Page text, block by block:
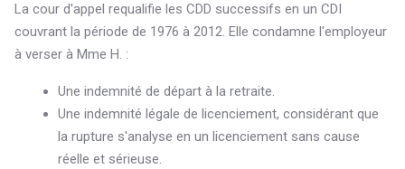
La cour d'appel requalifie les CDD successifs en un CDI
couvrant la période de 1976 à 2012. Elle condamne l'employeur
à verser à Mme H. :
Une indemnité de départ à la retraite.
Une indemnité légale de licenciement, considérant que
la rupture s'analyse en un licenciement sans cause
réelle et sérieuse.